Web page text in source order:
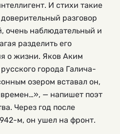
И стихи такие
разговор
очень наблюдательный и
разделить его
о жизни. Яков Аким
города Галича-
озером вставал он,
— напишет поэт
Через год после
м, он ушел на фронт.